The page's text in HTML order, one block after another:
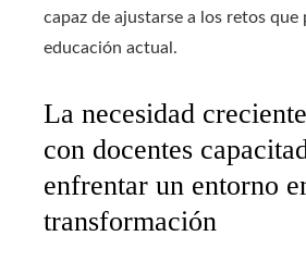
capaz de ajustarse a los retos que
educación actual.
La necesidad
con docentes
enfrentar un entorno
transformación